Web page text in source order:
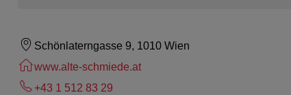
Schönlaterngasse 9, 1010 Wien
www.alte-schmiede.at
+43 1 512 83 29